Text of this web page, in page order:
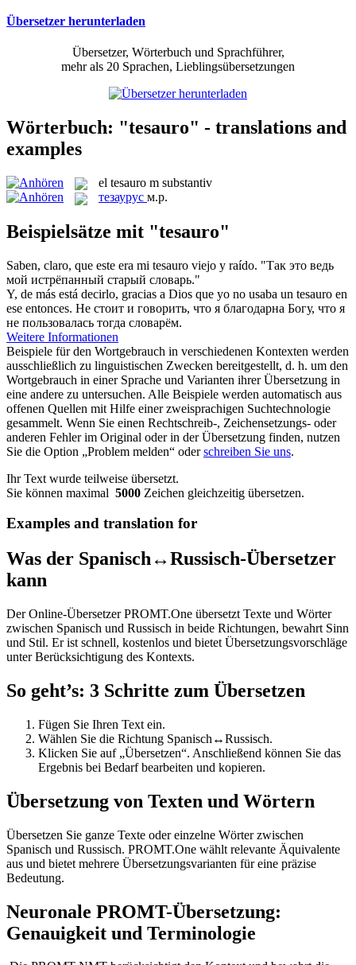
Übersetzer herunterladen
Übersetzer, Wörterbuch und Sprachführer,
mehr als 20 Sprachen, Lieblingsübersetzungen
Wörterbuch: "tesauro" - translations and
examples
el tesauro m substantiv
тезаурус м.р.
Beispielsätze mit "tesauro"
Saben, claro, que este era mi tesauro viejo y raído. "Так это ведь
мой истрёпанный старый словарь."
Y, de más está decirlo, gracias a Dios que yo no usaba un tesauro en
ese entonces. Не стоит и говорить, что я благодарна Богу, что я
не пользовалась тогда словарём.
Weitere Informationen
Beispiele für den Wortgebrauch in verschiedenen Kontexten werden
ausschließlich zu linguistischen Zwecken bereitgestellt, d. h. um den
Wortgebrauch in einer Sprache und Varianten ihrer Übersetzung in
eine andere zu untersuchen. Alle Beispiele werden automatisch aus
offenen Quellen mit Hilfe einer zweisprachigen Suchtechnologie
gesammelt. Wenn Sie einen Rechtschreib-, Zeichensetzungs- oder
anderen Fehler im Original oder in der Übersetzung finden, nutzen
Sie die Option „Problem melden“ oderschreiben Sie uns.
Ihr Text wurde teilweise übersetzt.
Sie können maximal 5000 Zeichen gleichzeitig übersetzen.
Examples and translation for
Was der Spanisch↔Russisch-Übersetzer
kann
Der Online-Übersetzer PROMT.One übersetzt Texte und Wörter
zwischen Spanisch und Russisch in beide Richtungen, bewahrt Sinn
und Stil. Er ist schnell, kostenlos und bietet Übersetzungsvorschläge
unter Berücksichtigung des Kontexts.
So geht’s: 3 Schritte zum Übersetzen
Fügen Sie Ihren Text ein.
Wählen Sie die Richtung Spanisch↔Russisch.
Klicken Sie auf „Übersetzen“. Anschließend können Sie das
Ergebnis bei Bedarf bearbeiten und kopieren.
Übersetzung von Texten und Wörtern
Übersetzen Sie ganze Texte oder einzelne Wörter zwischen
Spanisch und Russisch. PROMT.One wählt relevante Äquivalente
aus und bietet mehrere Übersetzungsvarianten für eine präzise
Bedeutung.
Neuronale PROMT-Übersetzung:
Genauigkeit und Terminologie